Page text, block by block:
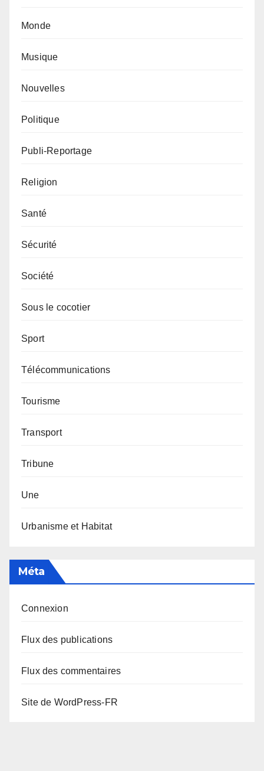
Monde
Musique
Nouvelles
Politique
Publi-Reportage
Religion
Santé
Sécurité
Société
Sous le cocotier
Sport
Télécommunications
Tourisme
Transport
Tribune
Une
Urbanisme et Habitat
Méta
Connexion
Flux des publications
Flux des commentaires
Site de WordPress-FR